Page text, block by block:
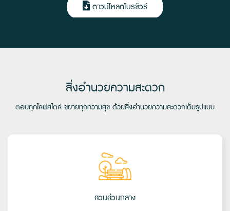
ดาวน์โหลดโบรชัวร์
สิ่งอำนวยความสะดวก
ตอบทุกไลฟ์สไตล์ ขยายทุกความสุข ด้วยสิ่งอำนวยความสะดวกเต็มรูปแบบ
สวนส่วนกลาง